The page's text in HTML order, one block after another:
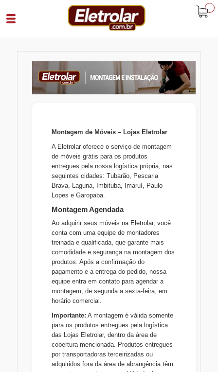
Montagem de Móveis – Lojas Eletrolar
A Eletrolar oferece o serviço de montagem
de móveis grátis para os produtos
entregues pela nossa logística própria, nas
seguintes cidades: Tubarão, Pescaria
Brava, Laguna, Imbituba, Imaruí, Paulo
Lopes e Garopaba.
Montagem Agendada
Ao adquirir seus móveis na Eletrolar, você
conta com uma equipe de montadores
treinada e qualificada, que garante mais
comodidade e segurança na montagem dos
produtos. Após a confirmação do
pagamento e a entrega do pedido, nossa
equipe entra em contato para agendar a
montagem, de segunda a sexta-feira, em
horário comercial.
Importante: A montagem é válida somente
para os produtos entregues pela logística
das Lojas Eletrolar, dentro da área de
cobertura mencionada. Produtos entregues
por transportadoras terceirizadas ou
adquiridos fora da área de abrangência têm